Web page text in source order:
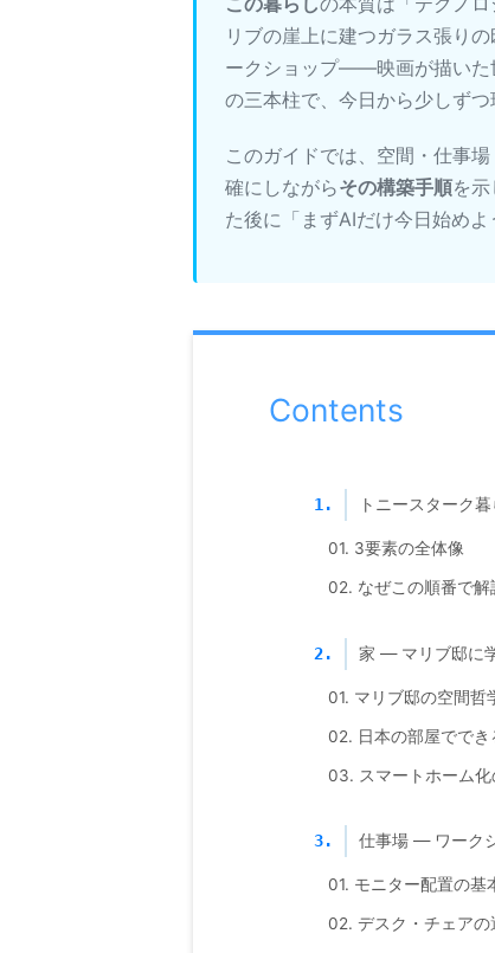
リブの崖上に建つガラス張り
ークショップ——映画が描いた
の三本柱で、今日から少しずつ
このガイドでは、空間・仕事
確にしながらその構築手順を
た後に「まずAIだけ今日始めよ
Contents
1. トニースターク
01. 3要素の全体像
02. なぜこの順番で解
2. 家 — マリブ邸に
01. マリブ邸の空間哲
02. 日本の部屋でで
03. スマートホーム化
3. 仕事場 — ワーク
01. モニター配置の基
02. デスク・チェアの